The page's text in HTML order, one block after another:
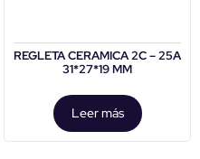
REGLETA CERAMICA 2C – 25A
31*27*19 MM
Leer más